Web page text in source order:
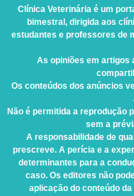
Clínica Veterináriaé um
bimestral, dirigida aos
estudantes e professores de
As opiniões em artigos
Os conteúdos dos anúncios
Não é permitida a reprodução
sem a
A responsabilidade de
prescreve. A perícia e a
determinantes para a
caso. Os editores não
aplicação do conteúdo